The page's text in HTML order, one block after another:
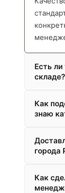
Есть
складе?
Как
знаю
города
Как